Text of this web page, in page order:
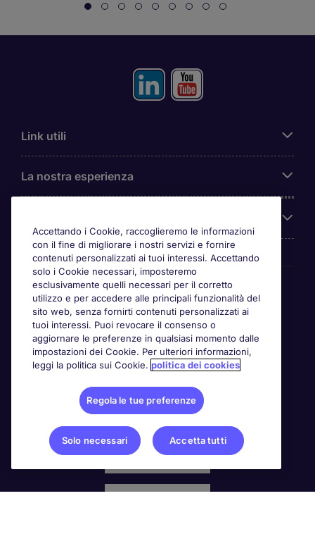
Link utili
La nostra esperienza
Awards
Accettando i Cookie, raccoglieremo le informazioni
con il fine di migliorare i nostri servizi e fornire
contenuti personalizzati ai tuoi interessi. Accettando
solo i Cookie necessari, imposteremo
esclusivamente quelli necessari per il corretto
utilizzo e per accedere alle principali funzionalità del
sito web, senza fornirti contenuti personalizzati ai
tuoi interessi. Puoi revocare il consenso o
aggiornare le preferenze in qualsiasi momento dalle
impostazioni dei Cookie. Per ulteriori informazioni,
leggi la politica sui Cookie. politica dei cookies
Regola le tue preferenze
Solo necessari Accetta tutti